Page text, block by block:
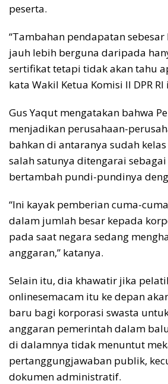
peserta.
“Tambahan pendapatan
jauh lebih berguna daripada
sertifikat tetapi tidak akan tahu
kata Wakil Ketua Komisi II DPR RI
Gus Yaqut mengatakan bahwa
menjadikan perusahaan-
bahkan di antaranya sudah
salah satunya ditengarai
bertambah pundi-pundinya
“Ini kayak pemberian cuma-
dalam jumlah besar kepada
pada saat negara sedang
anggaran,” katanya.
Selain itu, dia khawatir jika
onlinesemacam itu ke depan
baru bagi korporasi swasta
anggaran pemerintah dalam
di dalamnya tidak menuntut
pertanggungjawaban publik,
dokumen administratif.